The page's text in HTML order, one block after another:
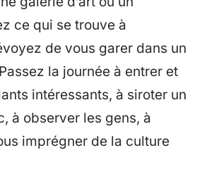
ce qui se trouve à
de vous garer dans un
la journée à entrer et
intéressants, à siroter un
à observer les gens, à
imprégner de la culture